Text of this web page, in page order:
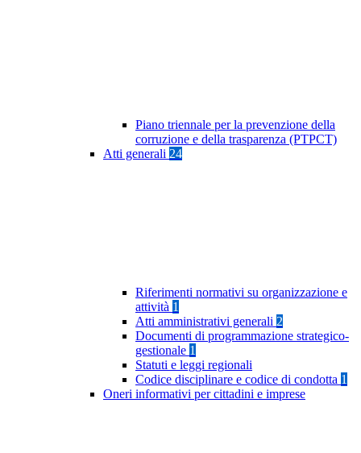
Piano triennale per la prevenzione della
corruzione e della trasparenza (PTPCT)
Atti generali 24
Riferimenti normativi su organizzazione e
attività 1
Atti amministrativi generali 2
Documenti di programmazione strategico-
gestionale 1
Statuti e leggi regionali
Codice disciplinare e codice di condotta 1
Oneri informativi per cittadini e imprese